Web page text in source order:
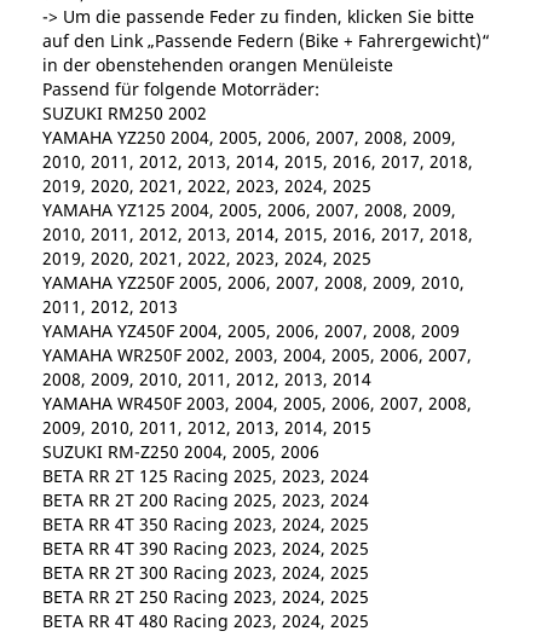
-> Um die passende Feder zu finden, klicken Sie bitte
auf den Link „Passende Federn (Bike + Fahrergewicht)“
in der obenstehenden orangen Menüleiste
Passend für folgende Motorräder:
SUZUKI RM250 2002
YAMAHA YZ250 2004, 2005, 2006, 2007, 2008, 2009,
2010, 2011, 2012, 2013, 2014, 2015, 2016, 2017, 2018,
2019, 2020, 2021, 2022, 2023, 2024, 2025
YAMAHA YZ125 2004, 2005, 2006, 2007, 2008, 2009,
2010, 2011, 2012, 2013, 2014, 2015, 2016, 2017, 2018,
2019, 2020, 2021, 2022, 2023, 2024, 2025
YAMAHA YZ250F 2005, 2006, 2007, 2008, 2009, 2010,
2011, 2012, 2013
YAMAHA YZ450F 2004, 2005, 2006, 2007, 2008, 2009
YAMAHA WR250F 2002, 2003, 2004, 2005, 2006, 2007,
2008, 2009, 2010, 2011, 2012, 2013, 2014
YAMAHA WR450F 2003, 2004, 2005, 2006, 2007, 2008,
2009, 2010, 2011, 2012, 2013, 2014, 2015
SUZUKI RM-Z250 2004, 2005, 2006
BETA RR 2T 125 Racing 2025, 2023, 2024
BETA RR 2T 200 Racing 2025, 2023, 2024
BETA RR 4T 350 Racing 2023, 2024, 2025
BETA RR 4T 390 Racing 2023, 2024, 2025
BETA RR 2T 300 Racing 2023, 2024, 2025
BETA RR 2T 250 Racing 2023, 2024, 2025
BETA RR 4T 480 Racing 2023, 2024, 2025